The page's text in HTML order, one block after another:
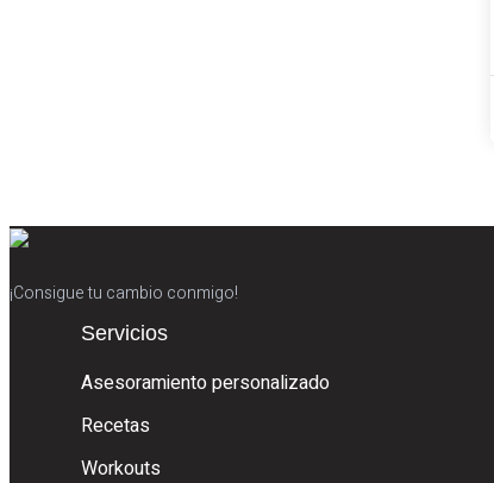
¡Consigue tu cambio conmigo!
Servicios
Asesoramiento personalizado
Recetas
Workouts